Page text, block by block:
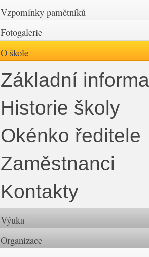
Vzpomínky pamětníků
Fotogalerie
O škole
Základní
Historie školy
Okénko ředitele
Zaměstnanci
Kontakty
Výuka
Organizace